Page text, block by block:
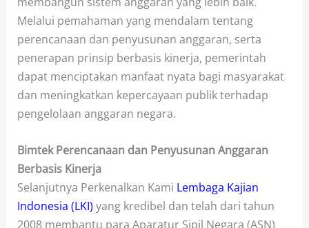
Melalui pemahaman yang mendalam tentang
perencanaan dan penyusunan anggaran, serta
penerapan prinsip berbasis kinerja, pemerintah
dapat menciptakan manfaat nyata bagi masyarakat
dan meningkatkan kepercayaan publik terhadap
pengelolaan anggaran negara.
Bimtek Perencanaan dan Penyusunan Anggaran
Berbasis Kinerja
Selanjutnya Perkenalkan Kami Lembaga Kajian
Indonesia (LKI) yang kredibel dan telah dari tahun
2008 membantu para Aparatur Sipil Negara (ASN)